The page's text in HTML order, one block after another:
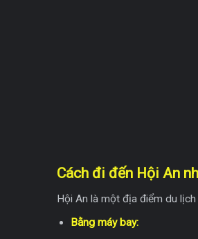
Cách đi đến Hội An
Hội An là một địa điểm du
Bằng máy bay: